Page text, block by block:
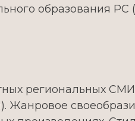
образования
региональных
Жанровое